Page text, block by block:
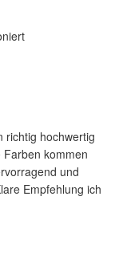
richtig hochwertig
kommen
und
Empfehlung ich